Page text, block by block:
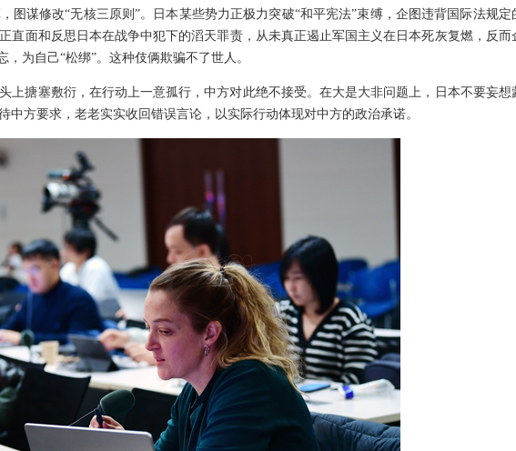
图谋修改“无核三原则”。日本某些势力正极力突破“和平宪法”束缚，企图违背国际法规定
直面和反思日本在战争中犯下的滔天罪责，从未真正遏止军国主义在日本死灰复燃，反而
为自己“松绑”。这种伎俩欺骗不了世人。
上搪塞敷衍，在行动上一意孤行，中方对此绝不接受。在大是大非问题上，日本不要妄想
方要求，老老实实收回错误言论，以实际行动体现对中方的政治承诺。